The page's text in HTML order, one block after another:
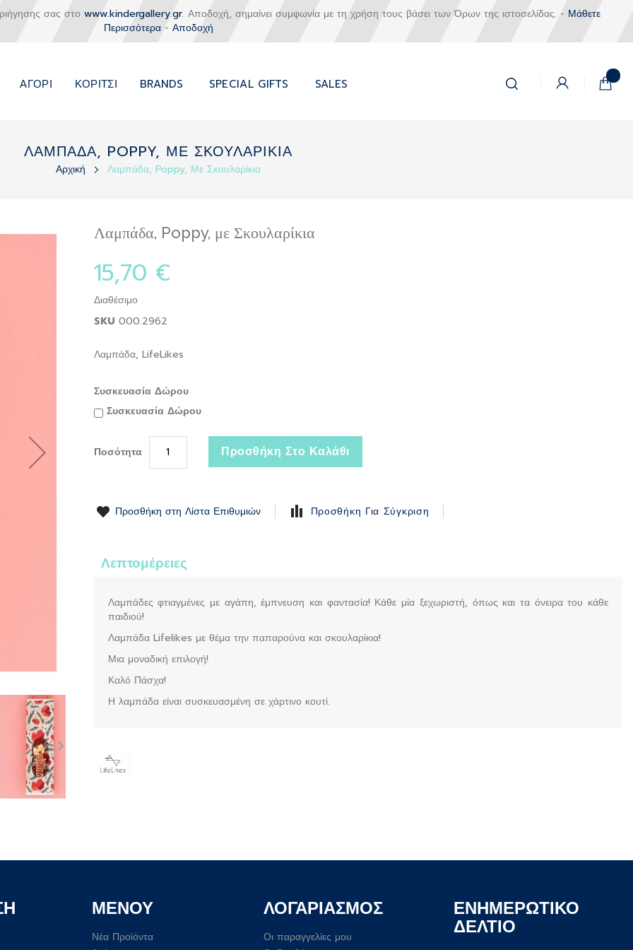
σας στο www.kindergallery.gr. Αποδοχή, σημαίνει συμφωνία με τη χρήση τους βάσει των Όρων της ιστοσελίδας. - Μάθετε
Περισσότερα- Αποδοχή
ΑΓΌΡΙ ΚΟΡΊΤΣΙ BRANDS SPECIAL GIFTS SALES
Το
Αναζήτηση
ΛΑΜΠΑΔΑ, POPPY, ΜΕ ΣΚΟΥΛΑΡΙΚΙΑ
Αρχική Λαμπάδα, Poppy, Με Σκουλαρίκια
Λαμπάδα, Poppy, με Σκουλαρίκια
15,70 €
Διαθέσιμο
SKU 000.2962
Λαμπάδα, LifeLikes
Συσκευασία Δώρου
Συσκευασία Δώρου
Ποσότητα Προσθήκη Στο Καλάθι
Προσθήκη στη Λίστα Επιθυμιών Προσθήκη Για Σύγκριση
Λεπτομέρειες
Λαμπάδες φτιαγμένες με αγάπη, έμπνευση και φαντασία! Κάθε μία ξεχωριστή, όπως και τα όνειρα του κάθε
παιδιού!
Λαμπάδα Lifelikes με θέμα την παπαρούνα και σκουλαρίκια!
Μια μοναδική επιλογή!
Καλό Πάσχα!
Η λαμπάδα είναι συσκευασμένη σε χάρτινο κουτί.
ΜΕΝΟΥ
Νέα Προϊόντα
ΛΟΓΑΡΙΑΣΜΟΣ
Οι παραγγελίες μου
ΕΝΗΜΕΡΩΤΙΚΟ
ΔΕΛΤΙΟ